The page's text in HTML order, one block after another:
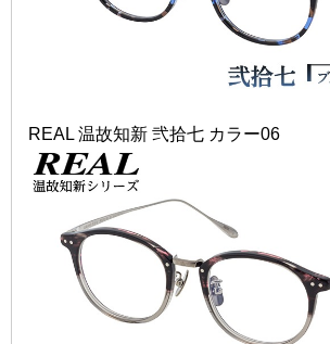
REAL 温故知新 弐拾七 カラー06